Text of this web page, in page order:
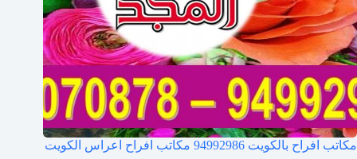
مكاتب افراح بالكويت 94992986 مكاتب افراح اعراس الكويت